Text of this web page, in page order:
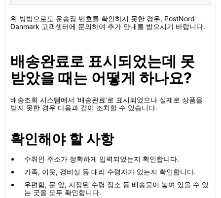
위 방법으로도 운송장 번호를 확인하지 못한 경우, PostNord
Danmark 고객센터에 문의하여 추가 안내를 받으시기 바랍니다.
배송완료로 표시되었는데 못
받았을 때는 어떻게 하나요?
배송조회 시스템에서 ‘배송완료’로 표시되었으나 실제로 상품을
받지 못한 경우 다음과 같이 조치할 수 있습니다.
확인해야 할 사항
수취인 주소가 정확하게 입력되었는지 확인합니다.
가족, 이웃, 경비실 등 대리 수령자가 있는지 확인합니다.
우편함, 문 앞, 지정된 수령 장소 등 배송물이 놓여 있을 수 있
는 곳을 모두 확인합니다.